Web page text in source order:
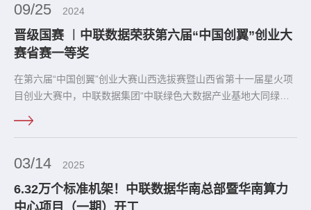
09/25 2024
晋级国赛 ︱中联数据荣获第六届“中国创翼”创业大
赛省赛一等奖
在第六届“中国创翼”创业大赛山西选拔赛暨山西省第十一届星火项
目创业大赛中，中联数据集团“中联绿色大数据产业基地大同绿色
道一等奖，成功晋级国赛，将代表山西省现代服务赛道”出战“第六
03/14 2025
6.32万个标准机架！中联数据华南总部暨华南算力